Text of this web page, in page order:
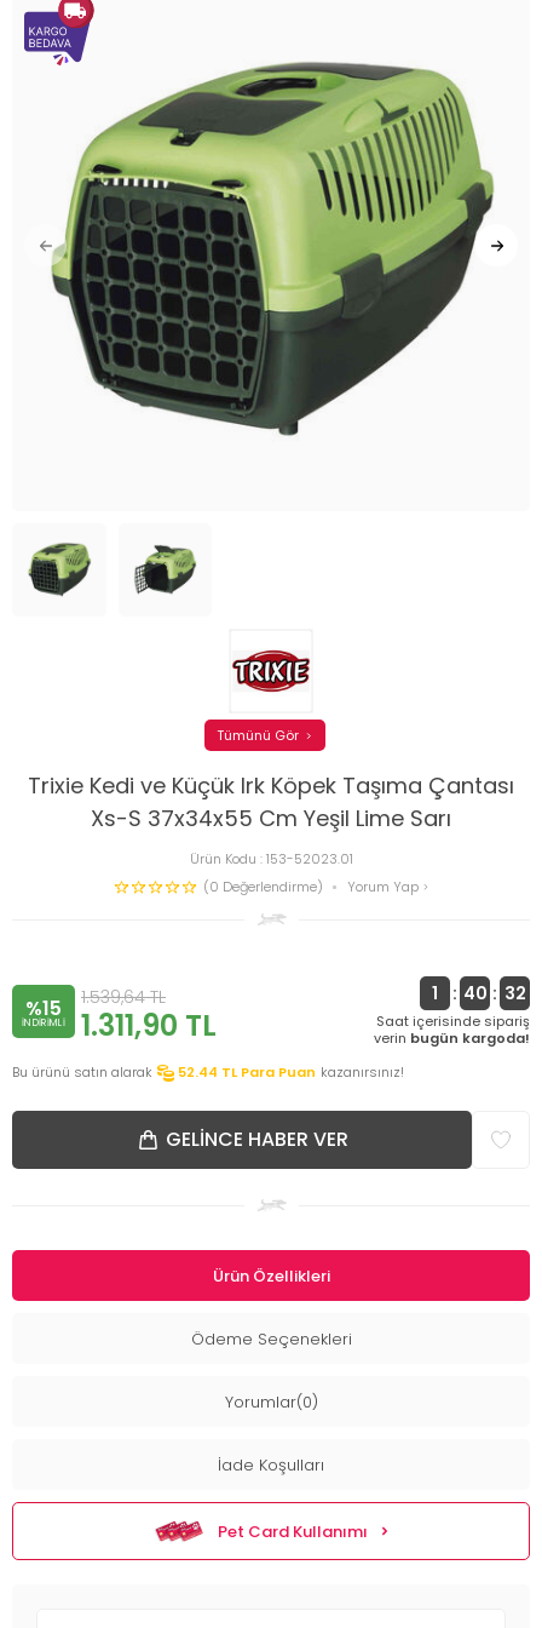
Trixie Kedi ve Küçük Irk Köpek Taşıma Çantası
Xs-S 37x34x55 Cm Yeşil Lime Sarı
Ürün Kodu :153-52023.01
(0 Değerlendirme)
Yorum Yap
Tümünü Gör
%15
INDIRIMLI
1.539,64TL
1.311,90 TL
1 : 40 : 32
Saat içerisinde sipariş
verin bugün kargoda!
Bu ürünü satın alarak
52.44 TL Para Puan kazanırsınız!
GELINCE HABER VER
Ürün Özellikleri
Ödeme Seçenekleri
Yorumlar(0)
İade Koşulları
Pet Card Kullanımı